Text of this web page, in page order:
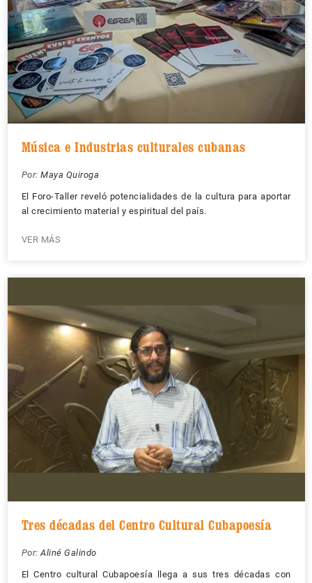
Música e Industrias culturales cubanas
Por: Maya Quiroga
El Foro-Taller reveló potencialidades de la cultura para aportar
al crecimiento material y espiritual del país.
VER MÁS
Tres décadas del Centro Cultural Cubapoesía
Por:Aliné Galindo
El Centro cultural Cubapoesía llega a sus tres décadas con